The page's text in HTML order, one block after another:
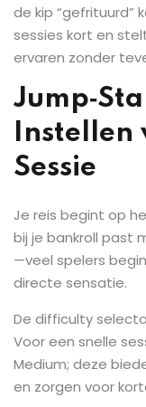
de kip “gefrituurd”
sessies kort en
ervaren zonder
Sessie
Je reis begint op
bij je bankroll past
—veel spelers
directe sensatie.
De difficulty
Voor een snelle
Medium; deze
en zorgen voor